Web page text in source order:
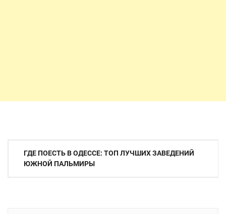
Навигация
ГДЕ ПОЕСТЬ В ОДЕССЕ: ТОП ЛУЧШИХ ЗАВЕДЕНИЙ
ЮЖНОЙ ПАЛЬМИРЫ